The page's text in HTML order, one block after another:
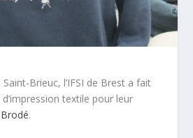
Saint-Brieuc, l’IFSI de Brest a fait
textile pour leur
.